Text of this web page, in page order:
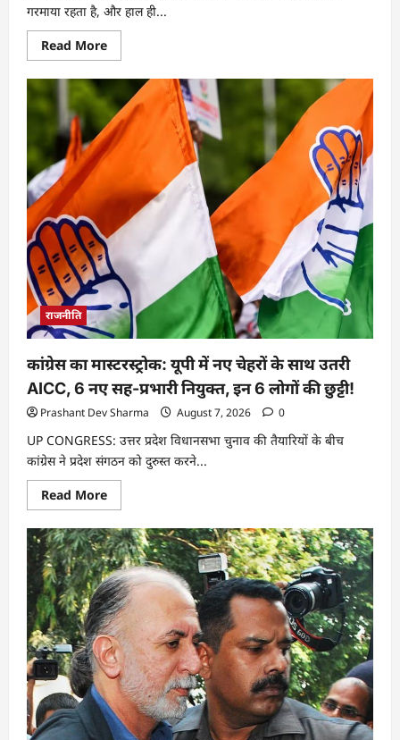
गरमाया रहता है, और हाल ही...
Read More
राजनीति
कांग्रेस का मास्टरस्ट्रोक: यूपी में नए चेहरों के साथ उतरी
AICC, 6 नए सह-प्रभारी नियुक्त, इन 6 लोगों की छुट्टी!
Prashant Dev Sharma August 7, 2026 0
UP CONGRESS: उत्तर प्रदेश विधानसभा चुनाव की तैयारियों के बीच
कांग्रेस ने प्रदेश संगठन को दुरुस्त करने...
Read More